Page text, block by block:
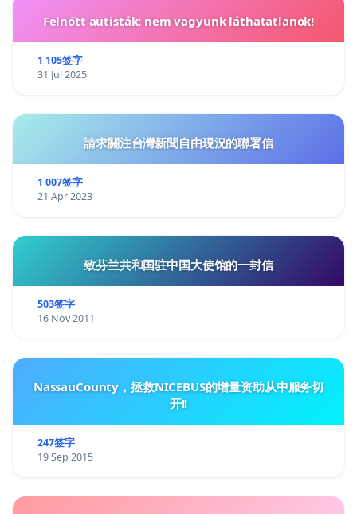
Felnőtt autisták: nem vagyunk láthatatlanok!
1 105签字
31 Jul 2025
請求關注台灣新聞自由現況的聯署信
1 007签字
21 Apr 2023
致芬兰共和国驻中国大使馆的一封信
503签字
16 Nov 2011
NassauCounty，拯救NICEBUS的增量资助从中服务切
开!!
247签字
19 Sep 2015